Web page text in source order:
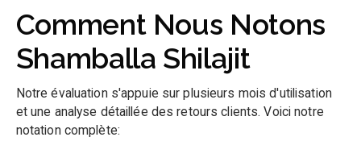
Comment Nous Notons
Shamballa Shilajit
Notre évaluation s'appuie sur plusieurs mois d'utilisation
et une analyse détaillée des retours clients. Voici notre
notation complète: